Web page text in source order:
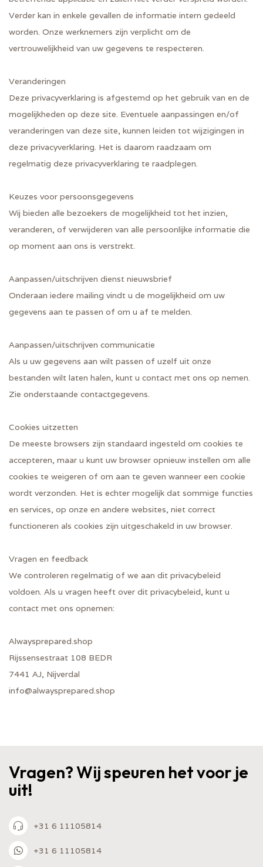
Verder kan in enkele gevallen de informatie intern gedeeld
worden. Onze werknemers zijn verplicht om de
vertrouwelijkheid van uw gegevens te respecteren.
Veranderingen
Deze privacyverklaring is afgestemd op het gebruik van en de
mogelijkheden op deze site. Eventuele aanpassingen en/of
veranderingen van deze site, kunnen leiden tot wijzigingen in
deze privacyverklaring. Het is daarom raadzaam om
regelmatig deze privacyverklaring te raadplegen.
Keuzes voor persoonsgegevens
Wij bieden alle bezoekers de mogelijkheid tot het inzien,
veranderen, of verwijderen van alle persoonlijke informatie die
op moment aan ons is verstrekt.
Aanpassen/uitschrijven dienst nieuwsbrief
Onderaan iedere mailing vindt u de mogelijkheid om uw
gegevens aan te passen of om u af te melden.
Aanpassen/uitschrijven communicatie
Als u uw gegevens aan wilt passen of uzelf uit onze
bestanden wilt laten halen, kunt u contact met ons op nemen.
Zie onderstaande contactgegevens.
Cookies uitzetten
De meeste browsers zijn standaard ingesteld om cookies te
accepteren, maar u kunt uw browser opnieuw instellen om alle
cookies te weigeren of om aan te geven wanneer een cookie
wordt verzonden. Het is echter mogelijk dat sommige functies
en services, op onze en andere websites, niet correct
functioneren als cookies zijn uitgeschakeld in uw browser.
Vragen en feedback
We controleren regelmatig of we aan dit privacybeleid
voldoen. Als u vragen heeft over dit privacybeleid, kunt u
contact met ons opnemen:
Alwaysprepared.shop
Rijssensestraat 108 BEDR
7441 AJ, Nijverdal
info@alwaysprepared.shop
Vragen? Wij speuren het voor je
uit!
+31 6 11105814
+31 6 11105814